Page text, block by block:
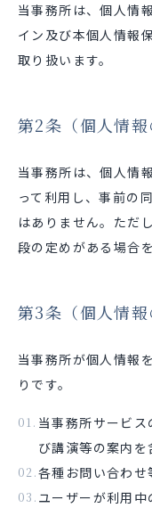
当事務所は、個人情
イン及び本個人情報
取り扱います。
第2条（個人情報
当事務所は、個人情
って利用し、事前の
はありません。ただ
段の定めがある場合
第3条（個人情報
当事務所が個人情報
りです。
当事務所サービ
び講演等の案内を
各種お問い合わせ
ユーザーが利用